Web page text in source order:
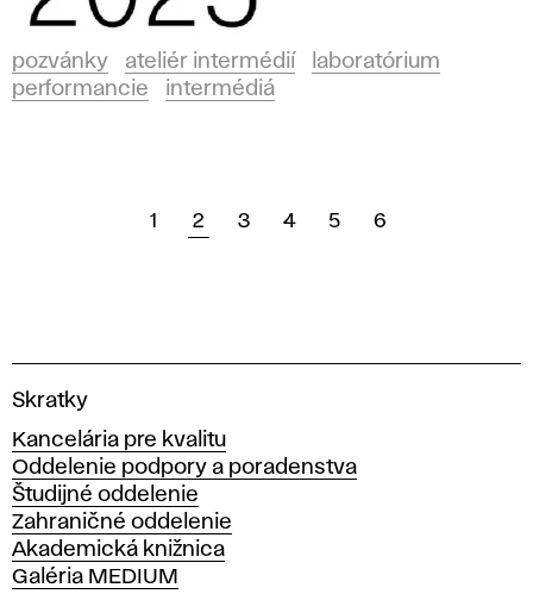
pozvánky ateliér intermédií
laboratórium
performancie
intermédiá
1 2 3 4 5 6
V
s
o
k
á
š
k
Skratky
Kancelária pre kvalitu
Oddelenie podpory a poradenstva
Študijné oddelenie
Zahraničné oddelenie
Akademická knižnica
Galéria MEDIUM